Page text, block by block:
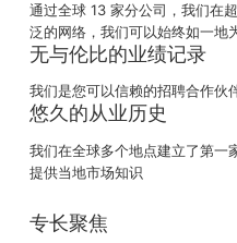
通过全球 13 家分公司，我们在
泛的网络，我们可以始终如一地
无与伦比的业绩记录
我们是您可以信赖的招聘合作伙
悠久的从业历史
我们在全球多个地点建立了第一
提供当地市场知识
专长聚焦